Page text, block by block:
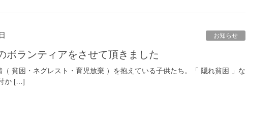
お知らせ
のボランティアをさせて頂きました
貧困・ネグレスト・育児放棄 ）を抱えている子供たち。「 隠れ貧困 」な
か […]